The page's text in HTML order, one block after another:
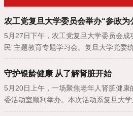
5月27日下午，农工党复旦大学委员会成
民”主题教育专题学习会。复旦大学党委
部负责同志受邀列席。农工党复旦大学
洋、徐珂，复旦大委委员、各分委委员、
守护银龄健康 从了解肾脏开始
5月20日上午，一场聚焦老年人肾脏健
委活动室顺利举办。本次活动系复旦大学
（简称“复旦上医侨联”）与枫林街道归